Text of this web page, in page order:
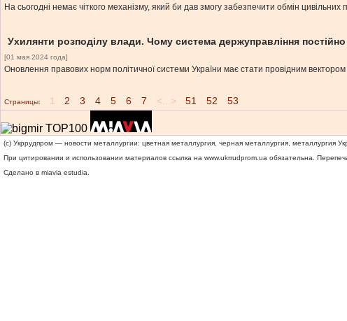
На сьогодні немає чіткого механізму, який би дав змогу забезпечити обмін цивільних
Ухилянти розподілу влади. Чому система держуправління постійно
[01 мая 2024 года]
Оновлення правових норм політичної системи України має стати провідним вектором
Страницы: 1 2 3 4 5 6 7 <...> 51 52 53
(c) Укррудпром — новости металлургии: цветная металлургия, черная металлургия, металлургия
При цитировании и использовании материалов ссылка на www.ukrrudprom.ua обязательна.
Сделано в miavia estudia.